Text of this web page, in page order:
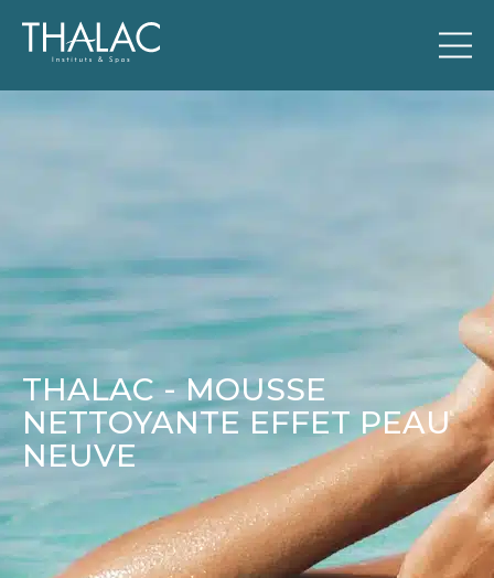
THALAC - MOUSSE
NETTOYANTE EFFET PEAU
NEUVE